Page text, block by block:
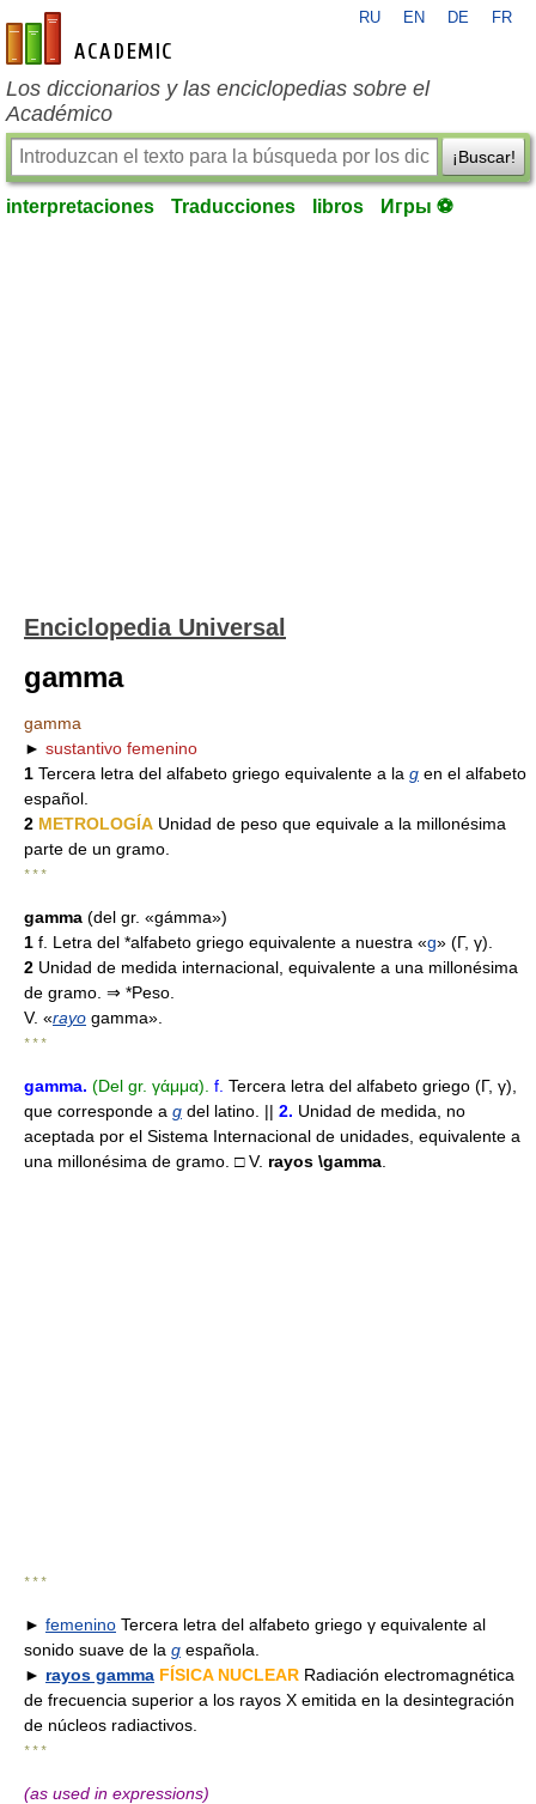
es-academic.com
RU EN DE FR
Los diccionarios y las enciclopedias sobre el
Académico
¡Buscar!
interpretaciones Traducciones libros Игры ⚽
Enciclopedia Universal
gamma
gamma
► sustantivo femenino
1 Tercera letra del alfabeto griego equivalente a la g en el alfabeto
español.
2 METROLOGÍA Unidad de peso que equivale a la millonésima
parte de un gramo.
* * *
gamma (del gr. «gámma»)
1 f. Letra del *alfabeto griego equivalente a nuestra «g» (Γ, γ).
2 Unidad de medida internacional, equivalente a una millonésima
de gramo. ⇒ *Peso.
V. «rayo gamma».
* * *
gamma. (Del gr. γάμμα). f. Tercera letra del alfabeto griego (Γ, γ),
que corresponde a g del latino. || 2. Unidad de medida, no
aceptada por el Sistema Internacional de unidades, equivalente a
una millonésima de gramo. □ V. rayos \gamma
* * *
► femenino Tercera letra del alfabeto griego γ equivalente al
sonido suave de la g española.
► rayos gamma FÍSICA NUCLEAR Radiación electromagnética
de frecuencia superior a los rayos X emitida en la desintegración
de núcleos radiactivos.
* * *
(as used in expressions)